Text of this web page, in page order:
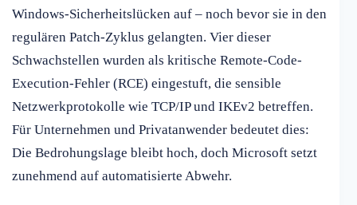
Windows-Sicherheitslücken auf – noch bevor sie in den
regulären Patch-Zyklus gelangten. Vier dieser
Schwachstellen wurden als kritische Remote-Code-
Execution-Fehler (RCE) eingestuft, die sensible
Netzwerkprotokolle wie TCP/IP und IKEv2 betreffen.
Für Unternehmen und Privatanwender bedeutet dies:
Die Bedrohungslage bleibt hoch, doch Microsoft setzt
zunehmend auf automatisierte Abwehr.